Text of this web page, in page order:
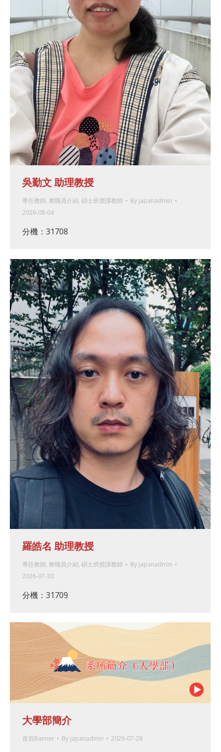
吳勤文 助理教授
專任教師, 教職員介紹, 碩士班授課教師 By japanadmin
2026-08-04
分機：31708
羅皓名 助理教授
專任教師, 教職員介紹, 碩士班授課教師 By japanadmin
2026-07-30
分機：31709
大學部簡介
首頁Banner By japanadmin 2026-07-28